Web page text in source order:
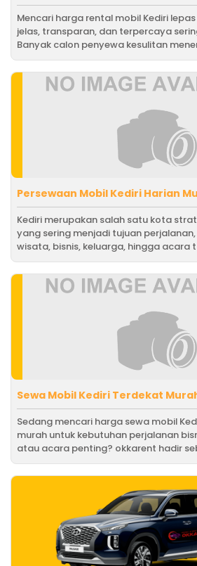
Mencari harga rental mobil Kediri
jelas, transparan, dan terpercaya
Banyak calon penyewa kesulitan
Persewaan Mobil Kediri Harian
Kediri merupakan salah satu kota
yang sering menjadi tujuan
wisata, bisnis, keluarga, hingga acara t
Sewa Mobil Kediri Terdekat
Sedang mencari harga sewa mobil
murah untuk kebutuhan perjalanan
atau acara penting? okkarent hadir